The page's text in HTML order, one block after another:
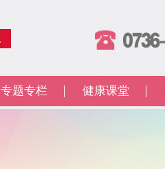
专题专栏 健康课堂